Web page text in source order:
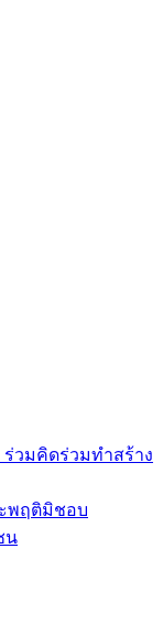
วมคิดร่วมทำสร้าง
ะพฤติมิชอบ
น